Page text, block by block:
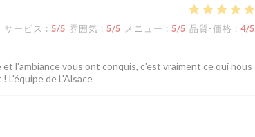
サービス : 5/5 雰囲気 : 5/5 メニュー : 5/5 品質-価格 : 4/5
l'ambiance vous ont conquis, c'est vraiment ce qui nous
L'équipe de L'Alsace